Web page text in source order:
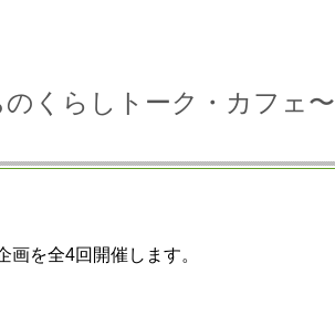
くらしトーク・カフェ〜
を全4回開催します。